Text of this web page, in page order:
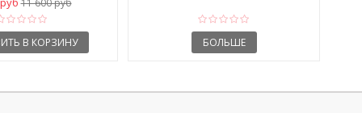
11 600 руб
В КОРЗИНУ БОЛЬШЕ